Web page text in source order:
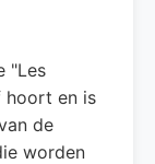
"Les
hoort en is
de
worden